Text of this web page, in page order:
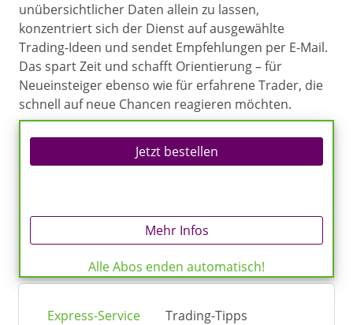
unübersichtlicher Daten allein zu lassen,
konzentriert sich der Dienst auf ausgewählte
Trading-Ideen und sendet Empfehlungen per E-Mail.
Das spart Zeit und schafft Orientierung – für
Neueinsteiger ebenso wie für erfahrene Trader, die
schnell auf neue Chancen reagieren möchten.
Jetzt bestellen
Mehr Infos
Alle Abos enden automatisch!
Express-Service Trading-Tipps